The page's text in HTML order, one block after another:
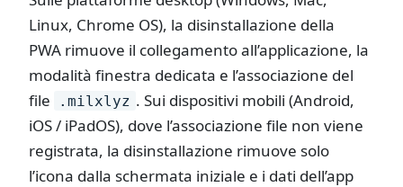
Linux, Chrome OS), la disinstallazione della
PWA rimuove il collegamento all’applicazione, la
modalità finestra dedicata e l’associazione del
file
.milxlyz . Sui dispositivi mobili (Android,
iOS / iPadOS), dove l’associazione file non viene
registrata, la disinstallazione rimuove solo
l’icona dalla schermata iniziale e i dati dell’app